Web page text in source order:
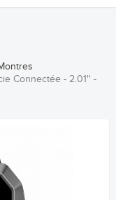
Connectée - 2.01'' -